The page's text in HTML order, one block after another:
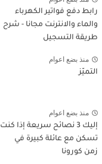
رابط دفع فواتير الكهرباء
والماء والانترنت مجانا - شرح
طريقة التسجيل
منذ بضع اعوام
التميّز
منذ بضع اعوام
إليك 3 نصائح سريعة إذا كنت
تسكن مع عائلة كبيرة في
زمن كورونا